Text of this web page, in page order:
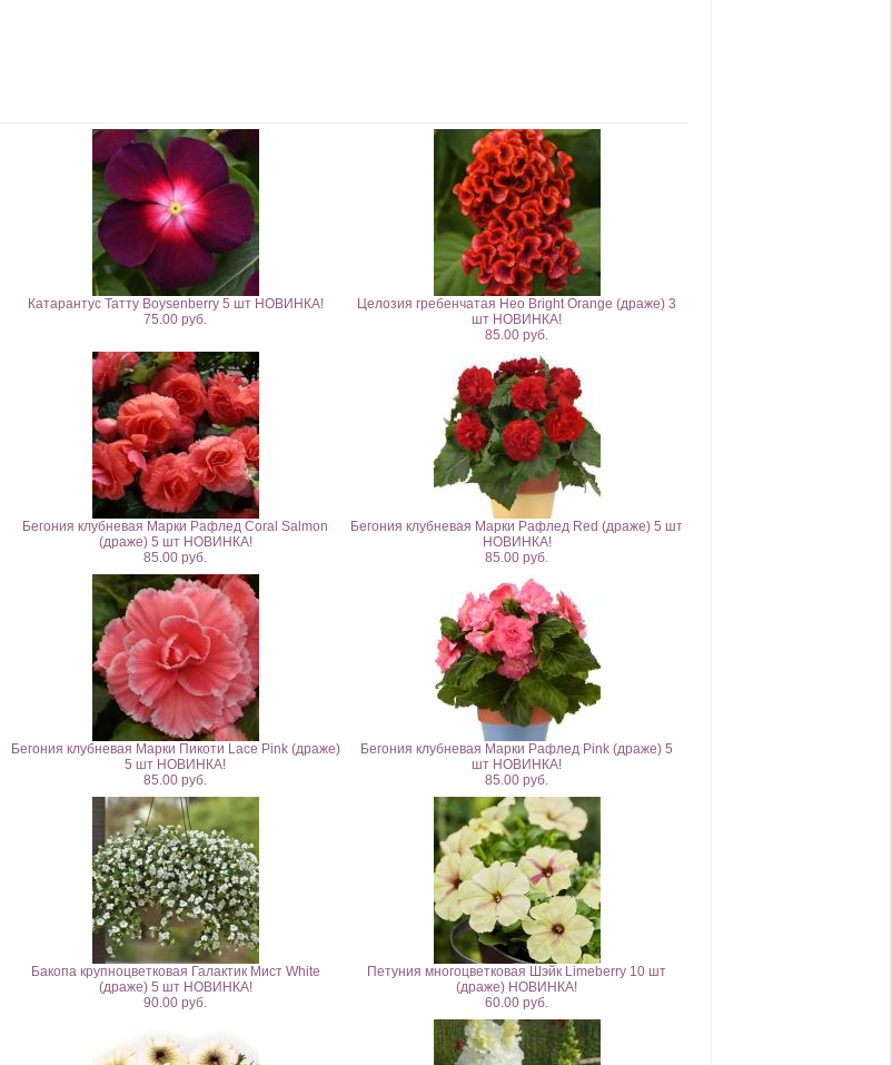
Катарантус Татту Boysenberry 5 шт НОВИНКА!
75.00 руб.
Целозия гребенчатая Нео Bright Orange (драже) 3
шт НОВИНКА!
85.00 руб.
Бегония клубневая Марки Рафлед Coral Salmon
(драже) 5 шт НОВИНКА!
85.00 руб.
Бегония клубневая Марки Рафлед Red (драже) 5 шт
НОВИНКА!
85.00 руб.
Бегония клубневая Марки Пикоти Lace Pink (драже)
5 шт НОВИНКА!
85.00 руб.
Бегония клубневая Марки Рафлед Pink (драже) 5
шт НОВИНКА!
85.00 руб.
Бакопа крупноцветковая Галактик Мист White
(драже) 5 шт НОВИНКА!
90.00 руб.
Петуния многоцветковая Шэйк Limeberry 10 шт
(драже) НОВИНКА!
60.00 руб.